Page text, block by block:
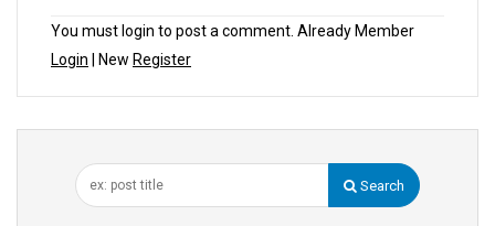
You must login to post a comment. Already Member
Login | New Register
Search